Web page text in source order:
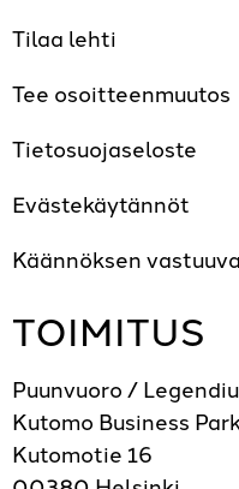
Tilaa lehti
Tee osoitteenmuutos
Tietosuojaseloste
Evästekäytännöt
Käännöksen
TOIMITUS
Puunvuoro /
Kutomo Business
Kutomotie 16